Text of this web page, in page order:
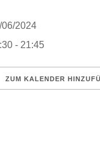
06/2024
- 21:45
ZUM KALENDER